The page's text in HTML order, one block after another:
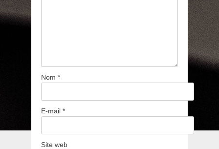
Nom *
E-mail *
Site web